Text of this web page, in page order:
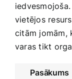
vietējos
citām jomām,
varas tikt
Pasākums